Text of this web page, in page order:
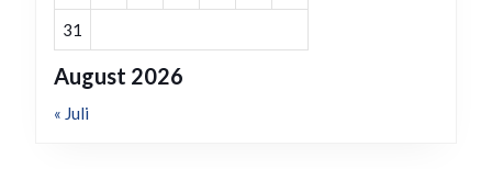
August 2026
31
« Juli